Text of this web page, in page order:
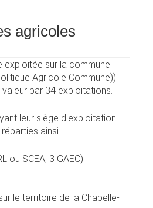
agricoles
exploitée sur la commune
Agricole Commune))
par 34 exploitations.
leur siège d'exploitation
ainsi :
ou SCEA, 3 GAEC)
le territoire de la Chapelle-